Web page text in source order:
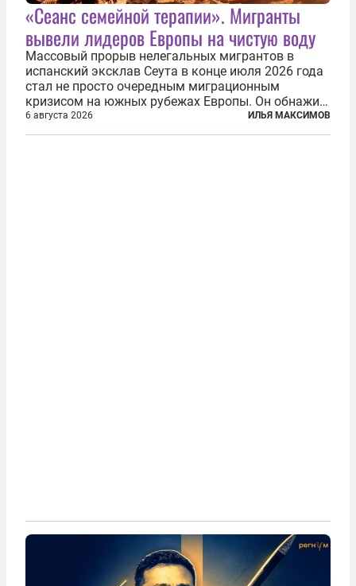
«Сеанс семейной терапии». Мигранты
вывели лидеров Европы на чистую воду
Массовый прорыв нелегальных мигрантов в
испанский эксклав Сеута в конце июля 2026 года
стал не просто очередным миграционным
кризисом на южных рубежах Европы. Он обнажил
фундаментальный раскол внутри Евросоюза,
продемонстрировав, что десятилетиями
6 августа 2026 ИЛЬЯ МАКСИМОВ